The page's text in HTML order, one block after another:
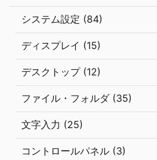
システム設定 (84)
ディスプレイ (15)
デスクトップ (12)
ファイル・フォルダ (35)
文字入力 (25)
コントロールパネル (3)